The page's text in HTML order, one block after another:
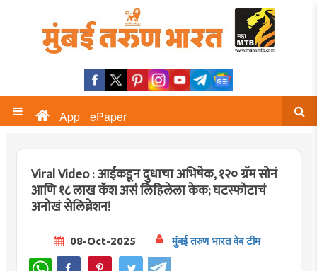
App ePaper
Viral Video : आईकडून दुधाचा अभिषेक, १२० ग्रॅम सोनं
आणि १८ लाख कॅश असं लिहिलेला केक; घटस्फोटाचं
अनोखं सेलिब्रेशन!
08-Oct-2025 मुंबई तरुण भारत वेब टीम
WhatsApp